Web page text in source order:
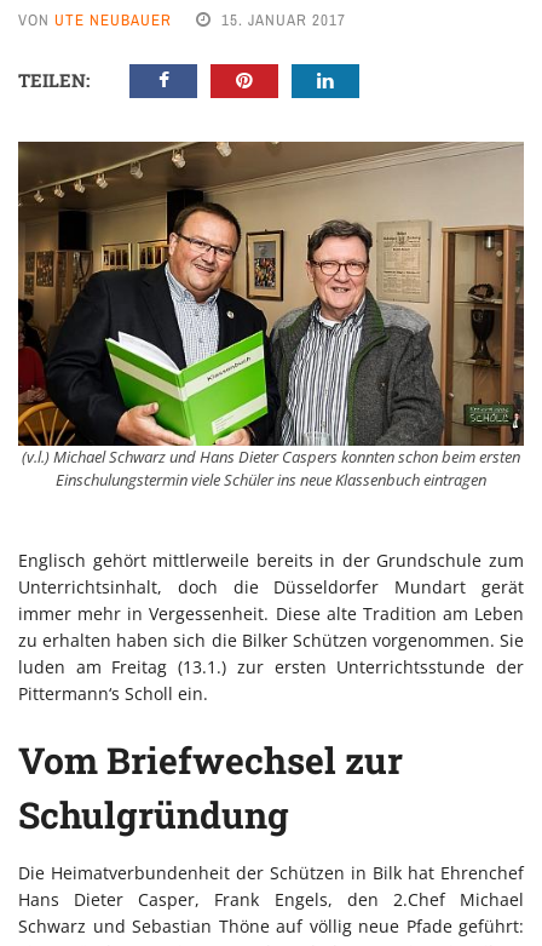
VON UTE NEUBAUER 15. JANUAR 2017
TEILEN:
(v.l.) Michael Schwarz und Hans Dieter Caspers konnten schon beim ersten
Einschulungstermin viele Schüler ins neue Klassenbuch eintragen
Englisch gehört mittlerweile bereits in der Grundschule zum
Unterrichtsinhalt, doch die Düsseldorfer Mundart gerät
immer mehr in Vergessenheit. Diese alte Tradition am Leben
zu erhalten haben sich die Bilker Schützen vorgenommen. Sie
luden am Freitag (13.1.) zur ersten Unterrichtsstunde der
Pittermann‘s Scholl ein.
Vom Briefwechsel zur
Schulgründung
Die Heimatverbundenheit der Schützen in Bilk hat Ehrenchef
Hans Dieter Casper, Frank Engels, den 2.Chef Michael
Schwarz und Sebastian Thöne auf völlig neue Pfade geführt: